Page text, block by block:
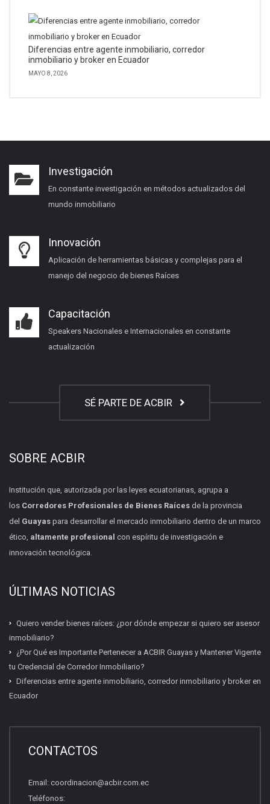
Beneficios del socio
Diferencias entre agente inmobiliario, corredor
inmobiliario y broker en Ecuador
MAYO 8, 2026
Investigación
En constante investigación en métodos actualizados del
mundo inmobiliario
Innovación
Aplicación de herramientas básicas y complejas para el
manejo del negocio de bienes Raíces
Capacitación
Speakers Nacionales e Internacionales en constante
actualización
SÉ PARTE DE ACBIR
SOBRE ACBIR
Institución que, autorizada por las leyes ecuatorianas, agrupa a
los Corredores Profesionales de Bienes Raíces de la provincia
del Guayas para desarrollar el mercado inmobiliario dentro de un marco
ético, altamente profesional con espíritu de investigación e
innovación tecnológica.
ÚLTIMAS NOTICIAS
Quiero vender bienes raíces: ¿por dónde empezar si quiero ser asesor
inmobiliario?
¿Por Qué es Importante Pertenecer a ACBIR Guayas y Mantener Vigente
tu Credencial de Corredor Inmobiliario?
Diferencias entre agente inmobiliario, corredor inmobiliario y broker en
Ecuador
CONTACTOS
Email: coordinacion@acbir.com.ec
Teléfonos: